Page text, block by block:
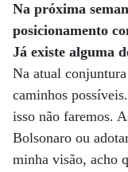
Na próxima
posicionamento
Já existe alguma
Na atual
caminhos
isso não faremos.
Bolsonaro ou
minha visão, acho